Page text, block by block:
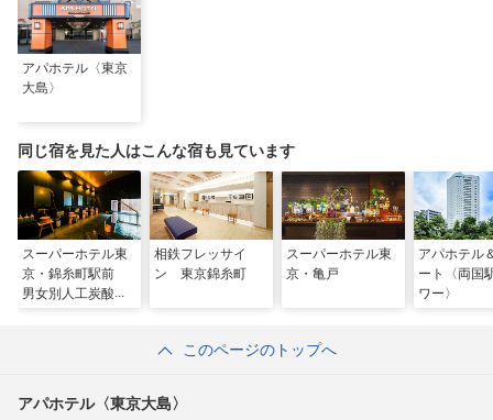
アパホテル〈東京
大島〉
同じ宿を見た人はこんな宿も見ています
スーパーホテル東
京・錦糸町駅前
男女別人工炭酸
相鉄フレッサイ
ン 東京錦糸町
スーパーホテル東
京・亀戸
アパホテル
ート〈両国
ワー〉
このページのトップへ
アパホテル〈東京大島〉